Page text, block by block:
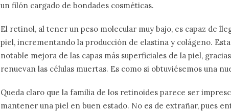
un filón cargado de bondades cosméticas.
El retinol, al tener un peso molecular muy bajo, es capaz de
piel, incrementando la producción de elastina y colágeno.
notable mejora de las capas más superficiales de la piel,
renuevan las células muertas. Es como si obtuviésemos una
Queda claro que la familia de los retinoides parece ser
mantener una piel en buen estado. No es de extrañar, pues